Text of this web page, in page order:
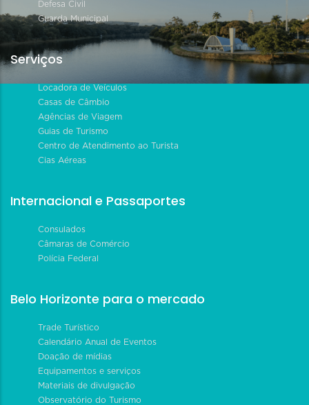
Defesa Civil
Guarda Municipal
Serviços
Locadora de Veículos
Casas de Câmbio
Agências de Viagem
Guias de Turismo
Centro de Atendimento ao Turista
Cias Aéreas
Internacional e Passaportes
Consulados
Câmaras de Comércio
Polícia Federal
Belo Horizonte para o mercado
Trade Turístico
Calendário Anual de Eventos
Doação de mídias
Equipamentos e serviços
Materiais de divulgação
Observatório do Turismo